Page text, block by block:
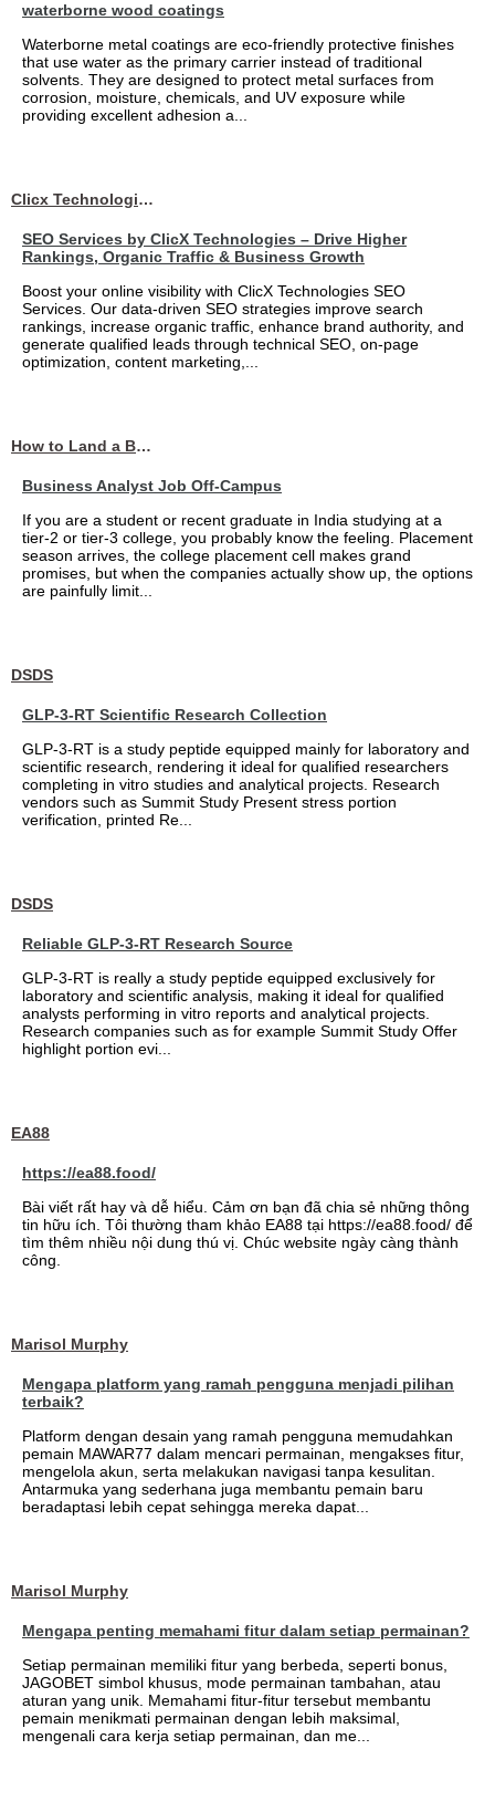
waterborne wood coatings
Waterborne metal coatings are eco-friendly protective finishes
that use water as the primary carrier instead of traditional
solvents. They are designed to protect metal surfaces from
corrosion, moisture, chemicals, and UV exposure while
providing excellent adhesion a...
Clicx Technologies
SEO Services by ClicX Technologies – Drive Higher
Rankings, Organic Traffic & Business Growth
Boost your online visibility with ClicX Technologies SEO
Services. Our data-driven SEO strategies improve search
rankings, increase organic traffic, enhance brand authority, and
generate qualified leads through technical SEO, on-page
optimization, content marketing,...
How to Land a Business Analyst Job Off-Campus When Your College Has Zero Tech Connections
Business Analyst Job Off-Campus
If you are a student or recent graduate in India studying at a
tier-2 or tier-3 college, you probably know the feeling. Placement
season arrives, the college placement cell makes grand
promises, but when the companies actually show up, the options
are painfully limit...
DSDS
GLP-3-RT Scientific Research Collection
GLP-3-RT is a study peptide equipped mainly for laboratory and
scientific research, rendering it ideal for qualified researchers
completing in vitro studies and analytical projects. Research
vendors such as Summit Study Present stress portion
verification, printed Re...
DSDS
Reliable GLP-3-RT Research Source
GLP-3-RT is really a study peptide equipped exclusively for
laboratory and scientific analysis, making it ideal for qualified
analysts performing in vitro reports and analytical projects.
Research companies such as for example Summit Study Offer
highlight portion evi...
EA88
https://ea88.food/
Bài viết rất hay và dễ hiểu. Cảm ơn bạn đã chia sẻ những thông
tin hữu ích. Tôi thường tham khảo EA88 tại https://ea88.food/ để
tìm thêm nhiều nội dung thú vị. Chúc website ngày càng thành
công.
Marisol Murphy
Mengapa platform yang ramah pengguna menjadi pilihan
terbaik?
Platform dengan desain yang ramah pengguna memudahkan
pemain MAWAR77 dalam mencari permainan, mengakses fitur,
mengelola akun, serta melakukan navigasi tanpa kesulitan.
Antarmuka yang sederhana juga membantu pemain baru
beradaptasi lebih cepat sehingga mereka dapat...
Marisol Murphy
Mengapa penting memahami fitur dalam setiap permainan?
Setiap permainan memiliki fitur yang berbeda, seperti bonus,
JAGOBET simbol khusus, mode permainan tambahan, atau
aturan yang unik. Memahami fitur-fitur tersebut membantu
pemain menikmati permainan dengan lebih maksimal,
mengenali cara kerja setiap permainan, dan me...